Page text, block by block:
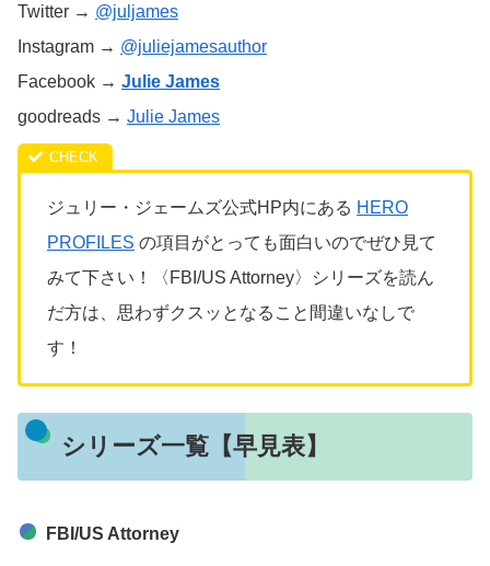
Twitter → @juljames
Instagram → @juliejamesauthor
Facebook → Julie James
goodreads → Julie James
ジュリー・ジェームズ公式HP内にある HERO
PROFILES の項目がとっても面白いのでぜひ見て
みて下さい！〈FBI/US Attorney〉シリーズを読ん
だ方は、思わずクスッとなること間違いなしで
す！
シリーズ一覧【早見表】
FBI/US Attorney